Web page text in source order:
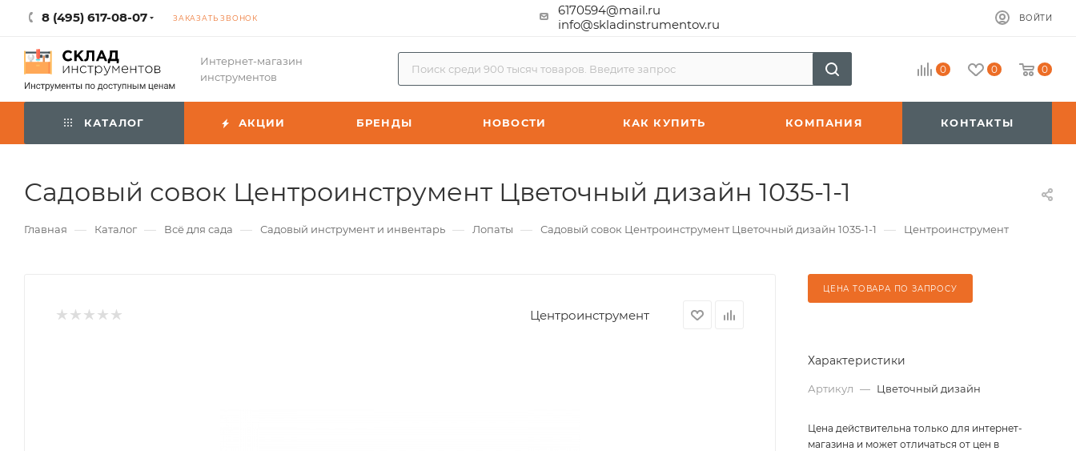
8 (495) 617-08-07 ЗАКАЗАТЬ ЗВОНОК
6170594@mail.ru
info@skladinstrumentov.ru
ВОЙТИ
Интернет-магазин
инструментов
0 0 0
КАТАЛОГ АКЦИИ БРЕНДЫ НОВОСТИ КАК КУПИТЬ КОМПАНИЯ КОНТАКТЫ
Садовый совок Центроинструмент Цветочный дизайн 1035-1-1
Главная — Каталог — Всё для сада — Садовый инструмент и инвентарь — Лопаты — Садовый совок Центроинструмент Цветочный дизайн 1035-1-1 — Центроинструмент
Центроинструмент
ЦЕНА ТОВАРА ПО ЗАПРОСУ
Характеристики
Артикул — Цветочный дизайн
Цена действительна только для интернет-
магазина и может отличаться от цен в